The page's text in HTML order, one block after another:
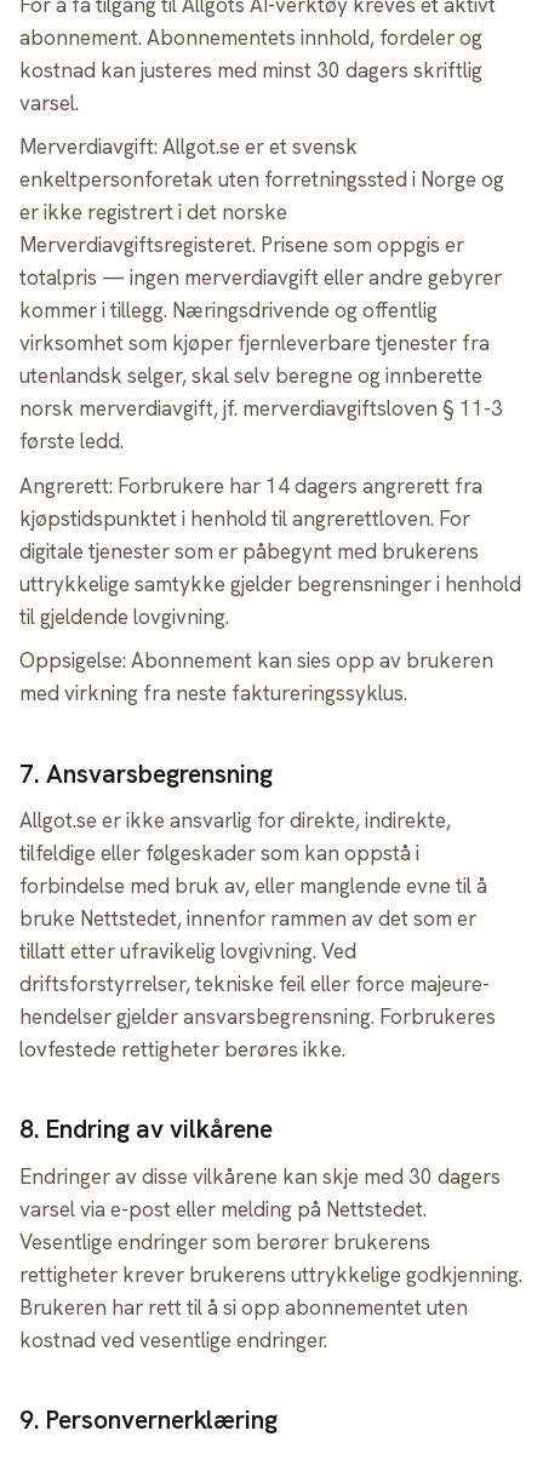
abonnement. Abonnementets innhold, fordeler og
kostnad kan justeres med minst 30 dagers skriftlig
varsel.
Merverdiavgift: Allgot.se er et svensk
enkeltpersonforetak uten forretningssted i Norge og
er ikke registrert i det norske
Merverdiavgiftsregisteret. Prisene som oppgis er
totalpris — ingen merverdiavgift eller andre gebyrer
kommer i tillegg. Næringsdrivende og offentlig
virksomhet som kjøper fjernleverbare tjenester fra
utenlandsk selger, skal selv beregne og innberette
norsk merverdiavgift, jf. merverdiavgiftsloven § 11-3
første ledd.
Angrerett: Forbrukere har 14 dagers angrerett fra
kjøpstidspunktet i henhold til angrerettloven. For
digitale tjenester som er påbegynt med brukerens
uttrykkelige samtykke gjelder begrensninger i henhold
til gjeldende lovgivning.
Oppsigelse: Abonnement kan sies opp av brukeren
med virkning fra neste faktureringssyklus.
7. Ansvarsbegrensning
Allgot.se er ikke ansvarlig for direkte, indirekte,
tilfeldige eller følgeskader som kan oppstå i
forbindelse med bruk av, eller manglende evne til å
bruke Nettstedet, innenfor rammen av det som er
tillatt etter ufravikelig lovgivning. Ved
driftsforstyrrelser, tekniske feil eller force majeure-
hendelser gjelder ansvarsbegrensning. Forbrukeres
lovfestede rettigheter berøres ikke.
8. Endring av vilkårene
Endringer av disse vilkårene kan skje med 30 dagers
varsel via e-post eller melding på Nettstedet.
Vesentlige endringer som berører brukerens
rettigheter krever brukerens uttrykkelige godkjenning.
Brukeren har rett til å si opp abonnementet uten
kostnad ved vesentlige endringer.
9. Personvernerklæring